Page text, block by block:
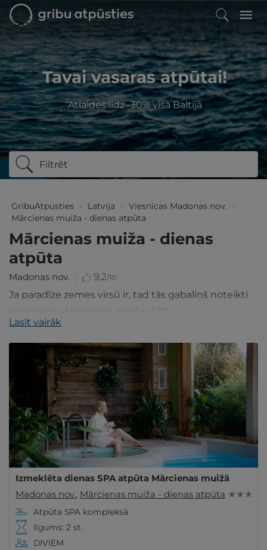
Tavai vasaras atpūtai!
Atlaides līdz -30% visā Baltijā
Filtrēt
GribuAtpusties » Latvija » Viesnīcas Madonas nov. »
Mārcienas muiža - dienas atpūta
Mārcienas muiža - dienas
atpūta
Madonas nov. 9,2/10
Ja paradīze zemes virsū ir, tad tās gabaliņš noteikti
meklējams Mārcienas muižas SPA.
Lasīt vairāk
Izmeklēta dienas SPA atpūta Mārcienas muižā
Madonas nov., Mārcienas muiža - dienas atpūta ★ ★ ★
Atpūta SPA kompleksā
Ilgums: 2 st.
DIVIEM